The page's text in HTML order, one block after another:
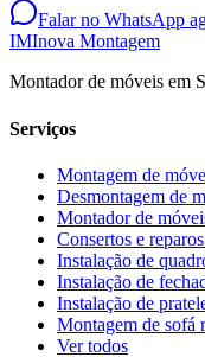
Falar no WhatsApp
IMInova Montagem
Montador de móveis em
Serviços
Montagem de
Desmontagem de
Montador de
Consertos e
Instalação de
Instalação de
Instalação de
Montagem de sofá
Ver todos